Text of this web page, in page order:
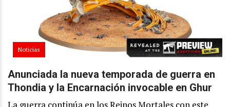
Noticias
Anunciada la nueva temporada de guerra en
Thondia y la Encarnación invocable en Ghur